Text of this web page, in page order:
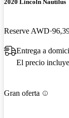
2020 Lincoln Nautilus
Reserve AWD
Entrega a
El precio
Gran oferta